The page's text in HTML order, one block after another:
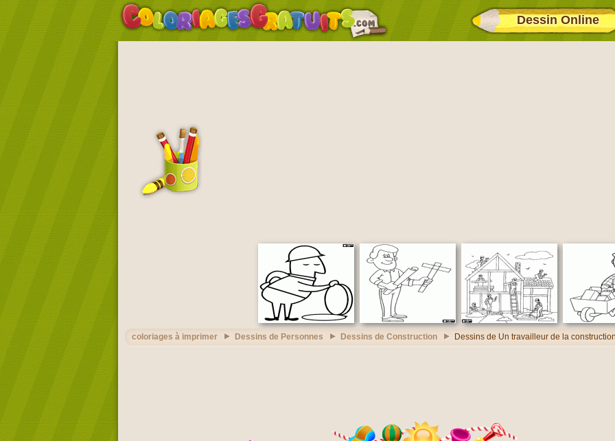
Dessin Online
coloriages à imprimer Dessins de Personnes Dessins de Construction Dessins de Un travailleur de la